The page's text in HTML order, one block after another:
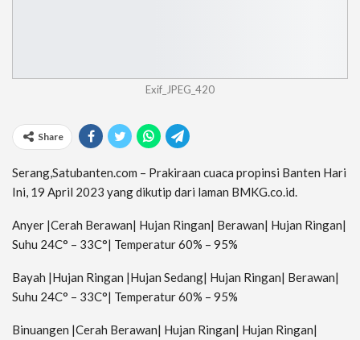
Exif_JPEG_420
Share
Serang,Satubanten.com – Prakiraan cuaca propinsi Banten Hari
Ini, 19 April 2023 yang dikutip dari laman BMKG.co.id.
Anyer |Cerah Berawan| Hujan Ringan| Berawan| Hujan Ringan|
Suhu 24C° – 33C°| Temperatur 60% – 95%
Bayah |Hujan Ringan |Hujan Sedang| Hujan Ringan| Berawan|
Suhu 24C° – 33C°| Temperatur 60% – 95%
Binuangen |Cerah Berawan| Hujan Ringan| Hujan Ringan|